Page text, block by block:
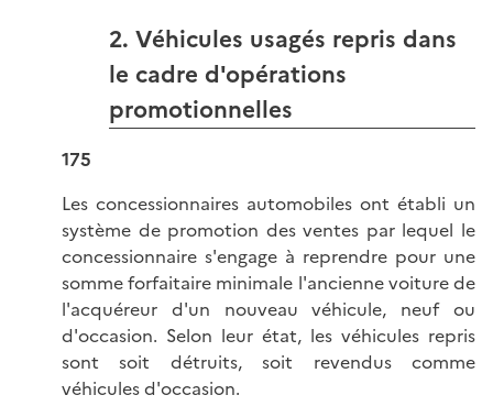
2. Véhicules usagés repris dans
le cadre d'opérations
promotionnelles
175
Les concessionnaires automobiles ont établi un
système de promotion des ventes par lequel le
concessionnaire s'engage à reprendre pour une
somme forfaitaire minimale l'ancienne voiture de
l'acquéreur d'un nouveau véhicule, neuf ou
d'occasion. Selon leur état, les véhicules repris
sont soit détruits, soit revendus comme
véhicules d'occasion.